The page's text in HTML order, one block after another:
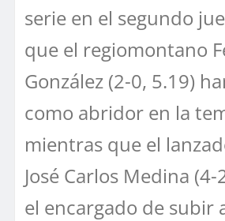
serie en el segundo
que el regiomontano
González (2-0, 5.19)
como abridor en la
mientras que el
José Carlos Medina (4-
el encargado de subir